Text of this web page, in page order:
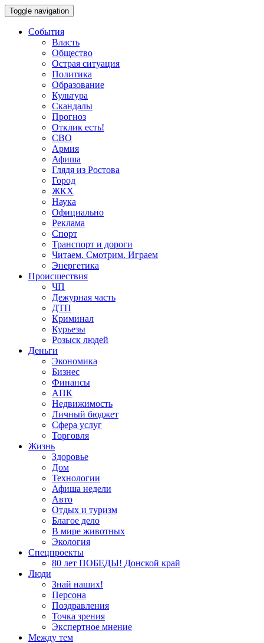
Toggle navigation
События
Власть
Общество
Острая ситуация
Политика
Образование
Культура
Скандалы
Прогноз
Отклик есть!
СВО
Армия
Афиша
Глядя из Ростова
Город
ЖКХ
Наука
Официально
Реклама
Спорт
Транспорт и дороги
Читаем. Смотрим. Играем
Энергетика
Происшествия
ЧП
Дежурная часть
ДТП
Криминал
Курьезы
Розыск людей
Деньги
Экономика
Бизнес
Финансы
АПК
Недвижимость
Личный бюджет
Сфера услуг
Торговля
Жизнь
Здоровье
Дом
Технологии
Афиша недели
Авто
Отдых и туризм
Благое дело
В мире животных
Экология
Спецпроекты
80 лет ПОБЕДЫ! Донской край
Люди
Знай наших!
Персона
Поздравления
Точка зрения
Экспертное мнение
Между тем